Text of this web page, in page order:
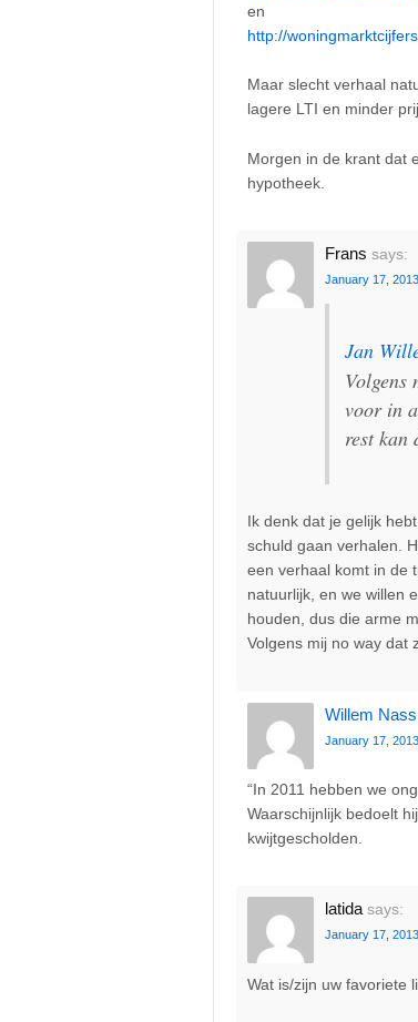
en
http://
Maar slecht verhaal
lagere LTI en minder
Morgen in de krant dat
hypotheek.
Frans says:
January 17,
Jan
Volgens
voor in
rest kan
Ik denk dat je gelijk
schuld gaan verhalen.
een verhaal komt in de
natuurlijk, en we willen
houden, dus die arme
Volgens mij no way dat
Willem Nass
January 17,
“In 2011 hebben we
Waarschijnlijk bedoelt
kwijtgescholden.
latida says:
January 17,
Wat is/zijn uw favoriete